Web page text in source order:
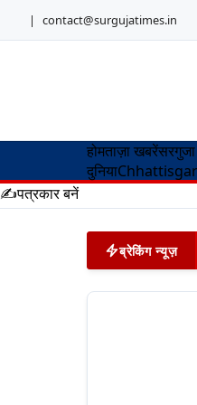
| contact@surgujatimes.in
होमताज़ा खबरें
दुनिया
✍️पत्रकार बनें
ब्रेकिंग न्यूज़